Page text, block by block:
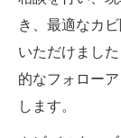
き、最適なカ
いただけまし
的なフォロー
します。